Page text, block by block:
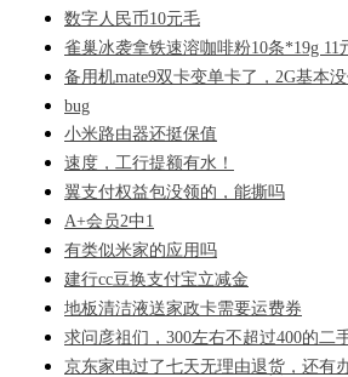
数字人民币10元毛
雀巢冰袭拿铁速溶咖啡粉10条*19g 11
备用机mate9双卡变单卡了，2G基本
bug
小米路由器还挺保值
速度，工行提额有水！
翼支付权益包没领的，能撕吗
A+会员2中1
有类似米家的应用吗
建行cc豆换支付宝立减金
地板清洁液送家政卡需要运费券
求问彦祖们，300左右不超过400的二
京东家电过了七天无理由退货，还有